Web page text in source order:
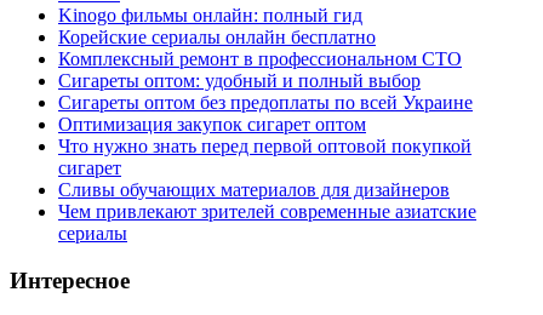
Kinogo фильмы онлайн: полный гид
Корейские сериалы онлайн бесплатно
Комплексный ремонт в профессиональном СТО
Сигареты оптом: удобный и полный выбор
Сигареты оптом без предоплаты по всей Украине
Оптимизация закупок сигарет оптом
Что нужно знать перед первой оптовой покупкой
сигарет
Сливы обучающих материалов для дизайнеров
Чем привлекают зрителей современные азиатские
сериалы
Интересное